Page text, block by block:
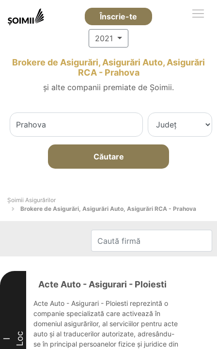
Înscrie-te
2021
Brokere de Asigurări, Asigurări Auto, Asigurări
RCA - Prahova
și alte companii premiate de Șoimii.
Căutare
Șoimii Asigurărilor
Brokere de Asigurări, Asigurări Auto, Asigurări RCA - Prahova
I Loc
Acte Auto - Asigurari - Ploiesti
Acte Auto - Asigurari - Ploiesti reprezintă o
companie specializată care activează în
domeniul asigurărilor, al serviciilor pentru acte
auto și al traducerilor autorizate, adresându-
se în principal persoanelor fizice și juridice din